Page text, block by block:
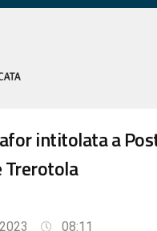
intitolata a
08:11